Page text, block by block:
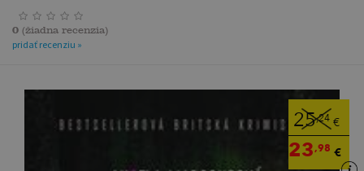
0 (žiadna recenzia)
pridať recenziu »
25,24 €
23,98 €